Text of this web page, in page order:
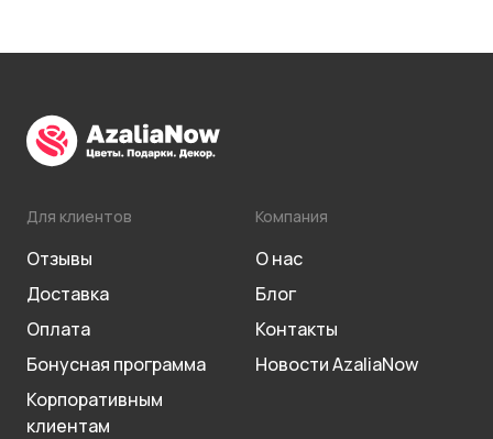
Для клиентов
Отзывы
Доставка
Оплата
Бонусная программа
Корпоративным
клиентам
Компания
О нас
Блог
Контакты
Новости AzaliaNow